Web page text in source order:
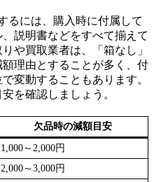
るには、購入時に付属して
説明書などをすべて揃えて
や買取業者は、「箱なし」
額理由とすることが多く、付
変動することもあります。
を確認しましょう。
欠品時の減額目安
1,000～2,000円
2,000～3,000円